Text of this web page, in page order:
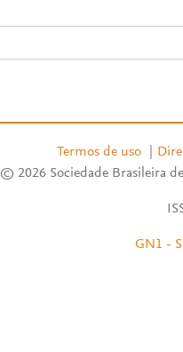
Termos de uso
© 2026 Sociedade Brasileira
GN1 -